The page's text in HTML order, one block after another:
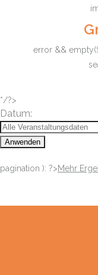
error &&
*/?>
Datum:
Anwenden
pagination ): ?>Mehr